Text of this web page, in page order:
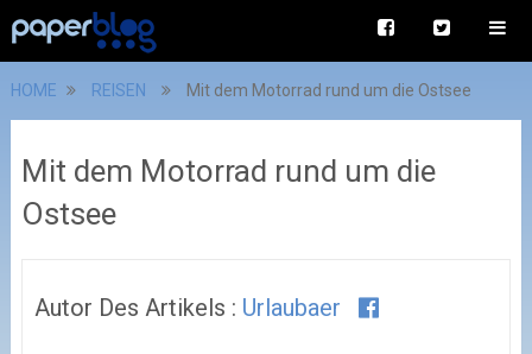
HOME REISEN Mit dem Motorrad rund um die Ostsee
Mit dem Motorrad rund um die
Ostsee
Autor Des Artikels : Urlaubaer